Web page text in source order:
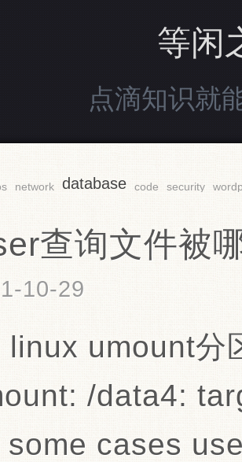
等闲
点滴知识就
network database code security
查询文件被
10-29
linux umount分
/data4:
some cases